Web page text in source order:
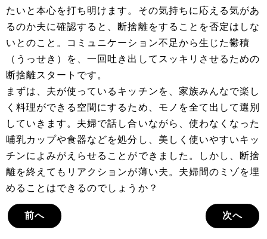
たいと本心を打ち明けます。その気持ちに応える気があ
るのか夫に確認すると、断捨離をすることを否定はしな
いとのこと。コミュニケーション不足から生じた鬱積
（うっせき）を、一回吐き出してスッキリさせるための
断捨離スタートです。
まずは、夫が使っているキッチンを、家族みんなで楽し
く料理ができる空間にするため、モノを全て出して選別
していきます。夫婦で話し合いながら、使わなくなった
哺乳カップや食器などを処分し、美しく使いやすいキッ
チンによみがえらせることができました。しかし、断捨
離を終えてもリアクションが薄い夫。夫婦間のミゾを埋
めることはできるのでしょうか？
前へ 次へ